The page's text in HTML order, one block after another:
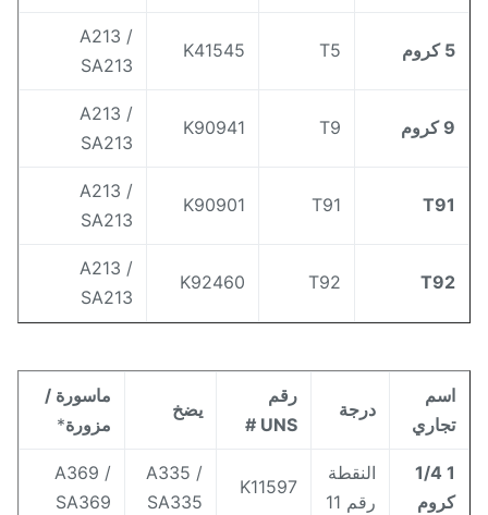
K41545
A213 /
SA213
K90941
A213 /
SA213
K90901
A213 /
SA213
K92460
A213 /
SA213
درجة
UNS #
ماسورة /
مزورة*
1 1/4
النقطة
K11597
A335 /
SA335
A369 /
SA369